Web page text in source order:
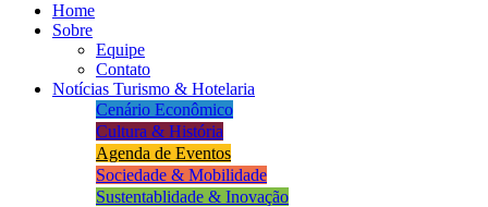
Home
Sobre
Equipe
Contato
Notícias Turismo & Hotelaria
Cenário Econômico
Cultura & História
Agenda de Eventos
Sociedade & Mobilidade
Sustentablidade & Inovação